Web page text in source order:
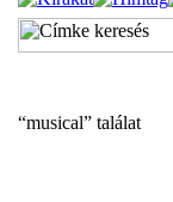
“musical” találat